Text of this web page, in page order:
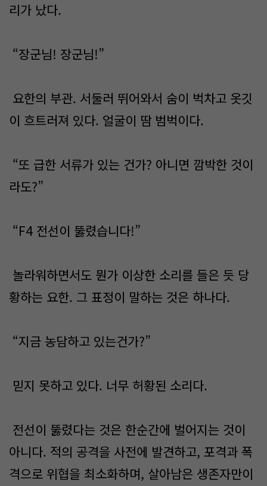
리가 났다.
“장군님! 장군님!”
요한의 부관. 서둘러 뛰어와서 숨이 벅차고 옷깃
이 흐트러져 있다. 얼굴이 땀 범벅이다.
“또 급한 서류가 있는 건가? 아니면 깜박한 것이
라도?”
“F4 전선이 뚫렸습니다!”
놀라워하면서도 뭔가 이상한 소리를 들은 듯 당
황하는 요한. 그 표정이 말하는 것은 하나다.
“지금 농담하고 있는건가?”
믿지 못하고 있다. 너무 허황된 소리다.
전선이 뚫렸다는 것은 한순간에 벌어지는 것이
아니다. 적의 공격을 사전에 발견하고, 포격과 폭
격으로 위협을 최소화하며, 살아남은 생존자만이